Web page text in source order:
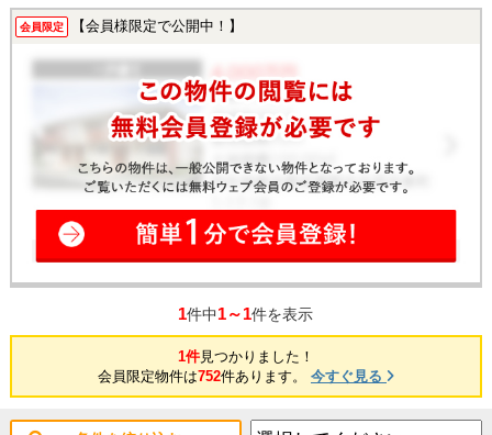
マップで探す
住宅ローン控除シミュレータ
新築戸建て
中古戸建て
会員限定 【会員様限定で公開中！】
1件中1～1件を表示
1件見つかりました！
会員限定物件は752件あります。 今すぐ見る